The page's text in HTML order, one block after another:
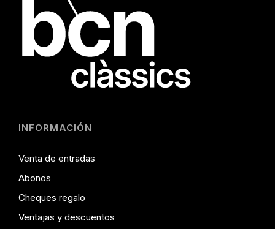
INFORMACIÓN
Venta de entradas
Abonos
Cheques regalo
Ventajas y descuentos